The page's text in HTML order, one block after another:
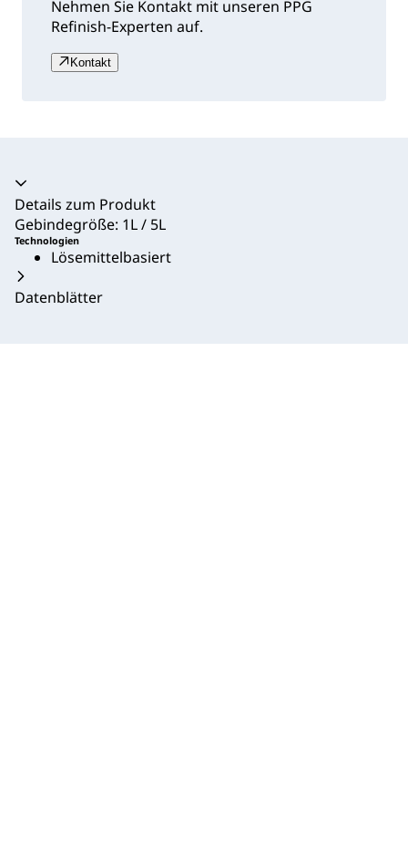
Nehmen Sie Kontakt mit unseren PPG
Refinish-Experten auf.
Kontakt
Akkordeon zusammengeklappt
Details zum Produkt
Gebindegröße: 1L / 5L
Technologien
Lösemittelbasiert
Datenblätter